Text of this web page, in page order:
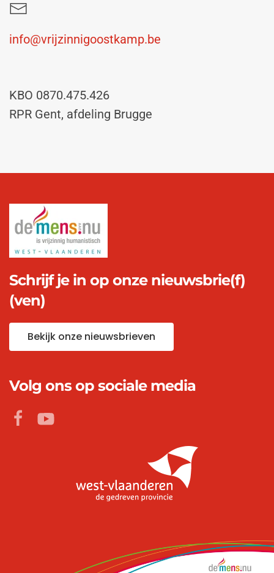
info@vrijzinnigoostkamp.be
KBO 0870.475.426
RPR Gent, afdeling Brugge
Schrijf je in op onze nieuwsbrie(f)
(ven)
Bekijk onze nieuwsbrieven
Volg ons op sociale media